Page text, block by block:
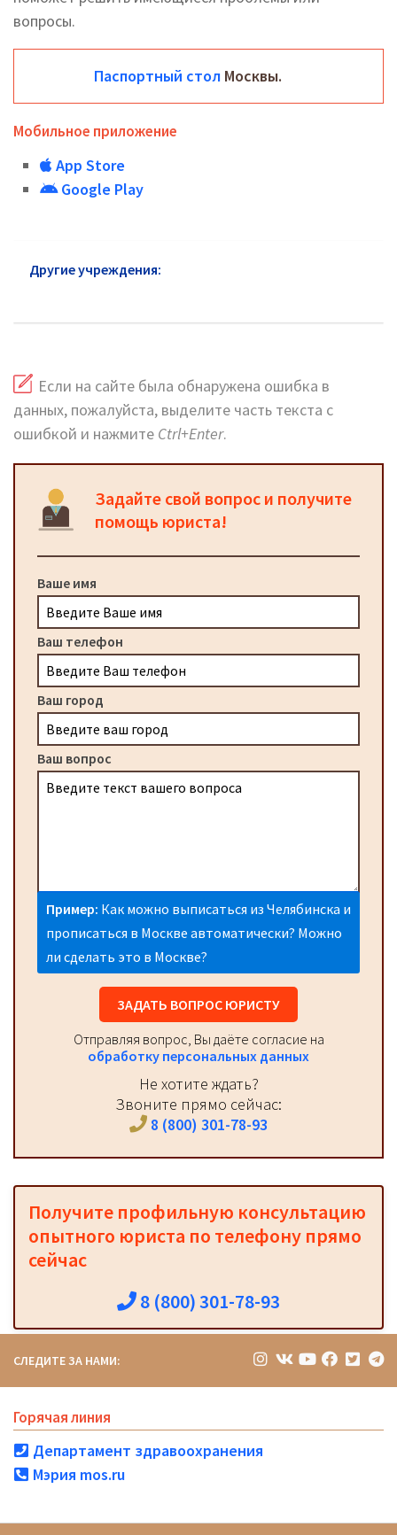
вопросы.
Паспортный стол Москвы.
Мобильное приложение
App Store
Google Play
Другие учреждения:
Если на сайте была обнаружена ошибка в
данных, пожалуйста, выделите часть текста с
ошибкой и нажмите Ctrl+Enter.
Задайте свой вопрос и получите
помощь юриста!
Ваше имя
Ваш телефон
Ваш город
Ваш вопрос
Пример: Как можно выписаться из Челябинска и
прописаться в Москве автоматически? Можно
ли сделать это в Москве?
ЗАДАТЬ ВОПРОС ЮРИСТУ
Отправляя вопрос, Вы даёте согласие на
обработку персональных данных
Не хотите ждать?
Звоните прямо сейчас:
8 (800) 301-78-93
Получите профильную консультацию
опытного юриста по телефону прямо
сейчас
8 (800) 301-78-93
СЛЕДИТЕ ЗА НАМИ:
Горячая линия
Департамент здравоохранения
Мэрия mos.ru